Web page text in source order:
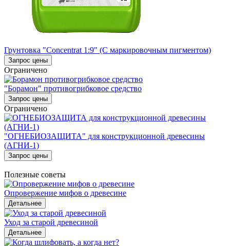
Грунтовка "Concentrat 1:9" (С маркировочным пигментом)
Запрос цены
Ограничено
"Борамон" противогрибковое средство
Запрос цены
Ограничено
"ОГНЕБИОЗАЩИТА" для конструкционной древесины
(АГНИ-1)
Запрос цены
Полезные советы
Опровержение мифов о древесине
Детальнее
Уход за старой древесиной
Детальнее